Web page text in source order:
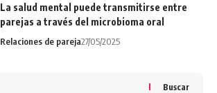
La salud mental puede transmitirse entre
parejas a través del microbioma oral
Relaciones de pareja27/05/2025
Buscar